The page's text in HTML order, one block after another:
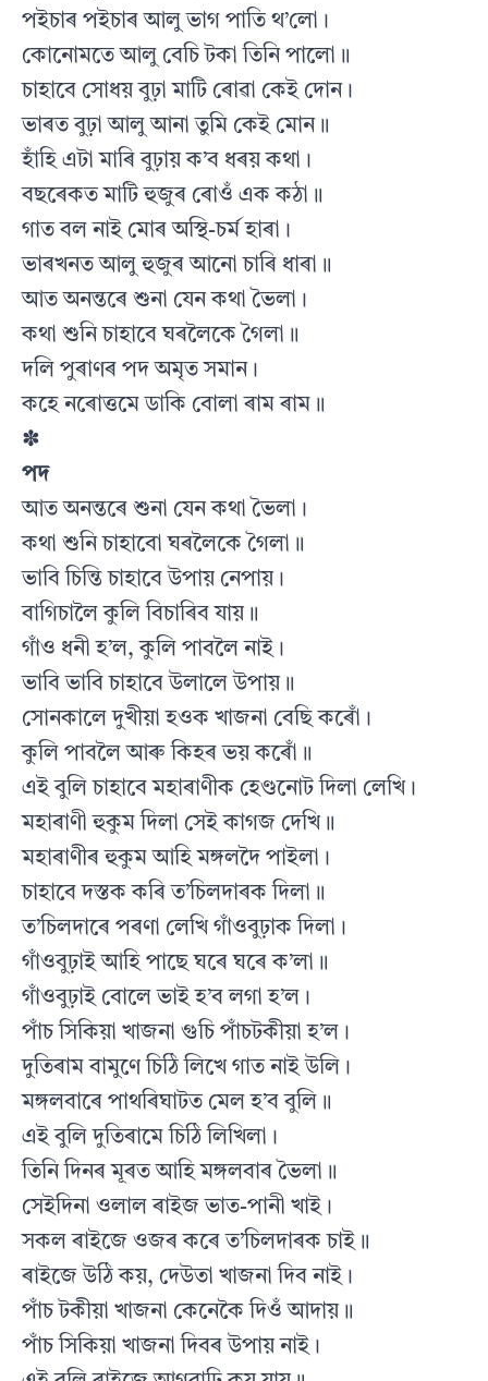
পইচাৰ পইচাৰ আলু ভাগ পাতি থ’লো।
কোনোমতে আলু বেচি টকা তিনি পালো॥
চাহাবে সোধয় বুঢ়া মাটি ৰোৱা কেই দোন।
ভাৰত বুঢ়া আলু আনা তুমি কেই মোন॥
হাঁহি এটা মাৰি বুঢ়ায় ক’ব ধৰয় কথা।
বছৰেকত মাটি হুজুৰ ৰোওঁ এক কঠা॥
গাত বল নাই মোৰ অস্থি-চৰ্ম হাৰা।
ভাৰখনত আলু হুজুৰ আনো চাৰি ধাৰা॥
আত অনন্তৰে শুনা যেন কথা ভৈলা।
কথা শুনি চাহাবে ঘৰলৈকে গৈলা॥
দলি পুৰাণৰ পদ অমৃত সমান।
কহে নৰোত্তমে ডাকি বোলা ৰাম ৰাম॥
✽
পদ
আত অনন্তৰে শুনা যেন কথা ভৈলা।
কথা শুনি চাহাবো ঘৰলৈকে গৈলা॥
ভাবি চিন্তি চাহাবে উপায় নেপায়।
বাগিচালৈ কুলি বিচাৰিব যায়॥
গাঁও ধনী হ’ল, কুলি পাবলৈ নাই।
ভাবি ভাবি চাহাবে উলালে উপায়॥
সোনকালে দুখীয়া হওক খাজনা বেছি কৰোঁ।
কুলি পাবলৈ আৰু কিহৰ ভয় কৰোঁ॥
এই বুলি চাহাবে মহাৰাণীক হেণ্ডনোট দিলা লেখি।
মহাৰাণী হুকুম দিলা সেই কাগজ দেখি॥
মহাৰাণীৰ হুকুম আহি মঙ্গলদৈ পাইলা।
চাহাবে দস্তক কৰি ত’চিলদাৰক দিলা॥
ত’চিলদাৰে পৰণা লেখি গাঁওবুঢ়াক দিলা।
গাঁওবুঢ়াই আহি পাছে ঘৰে ঘৰে ক’লা॥
গাঁওবুঢ়াই বোলে ভাই হ’ব লগা হ’ল।
পাঁচ সিকিয়া খাজনা গুচি পাঁচটকীয়া হ’ল।
দুতিৰাম বামুণে চিঠি লিখে গাত নাই উলি।
মঙ্গলবাৰে পাথৰিঘাটত মেল হ’ব বুলি॥
এই বুলি দুতিৰামে চিঠি লিখিলা।
তিনি দিনৰ মূৰত আহি মঙ্গলবাৰ ভৈলা॥
সেইদিনা ওলাল ৰাইজ ভাত-পানী খাই।
সকল ৰাইজে ওজৰ কৰে ত’চিলদাৰক চাই॥
ৰাইজে উঠি কয়, দেউতা খাজনা দিব নাই।
পাঁচ টকীয়া খাজনা কেনেকৈ দিওঁ আদায়॥
পাঁচ সিকিয়া খাজনা দিবৰ উপায় নাই।